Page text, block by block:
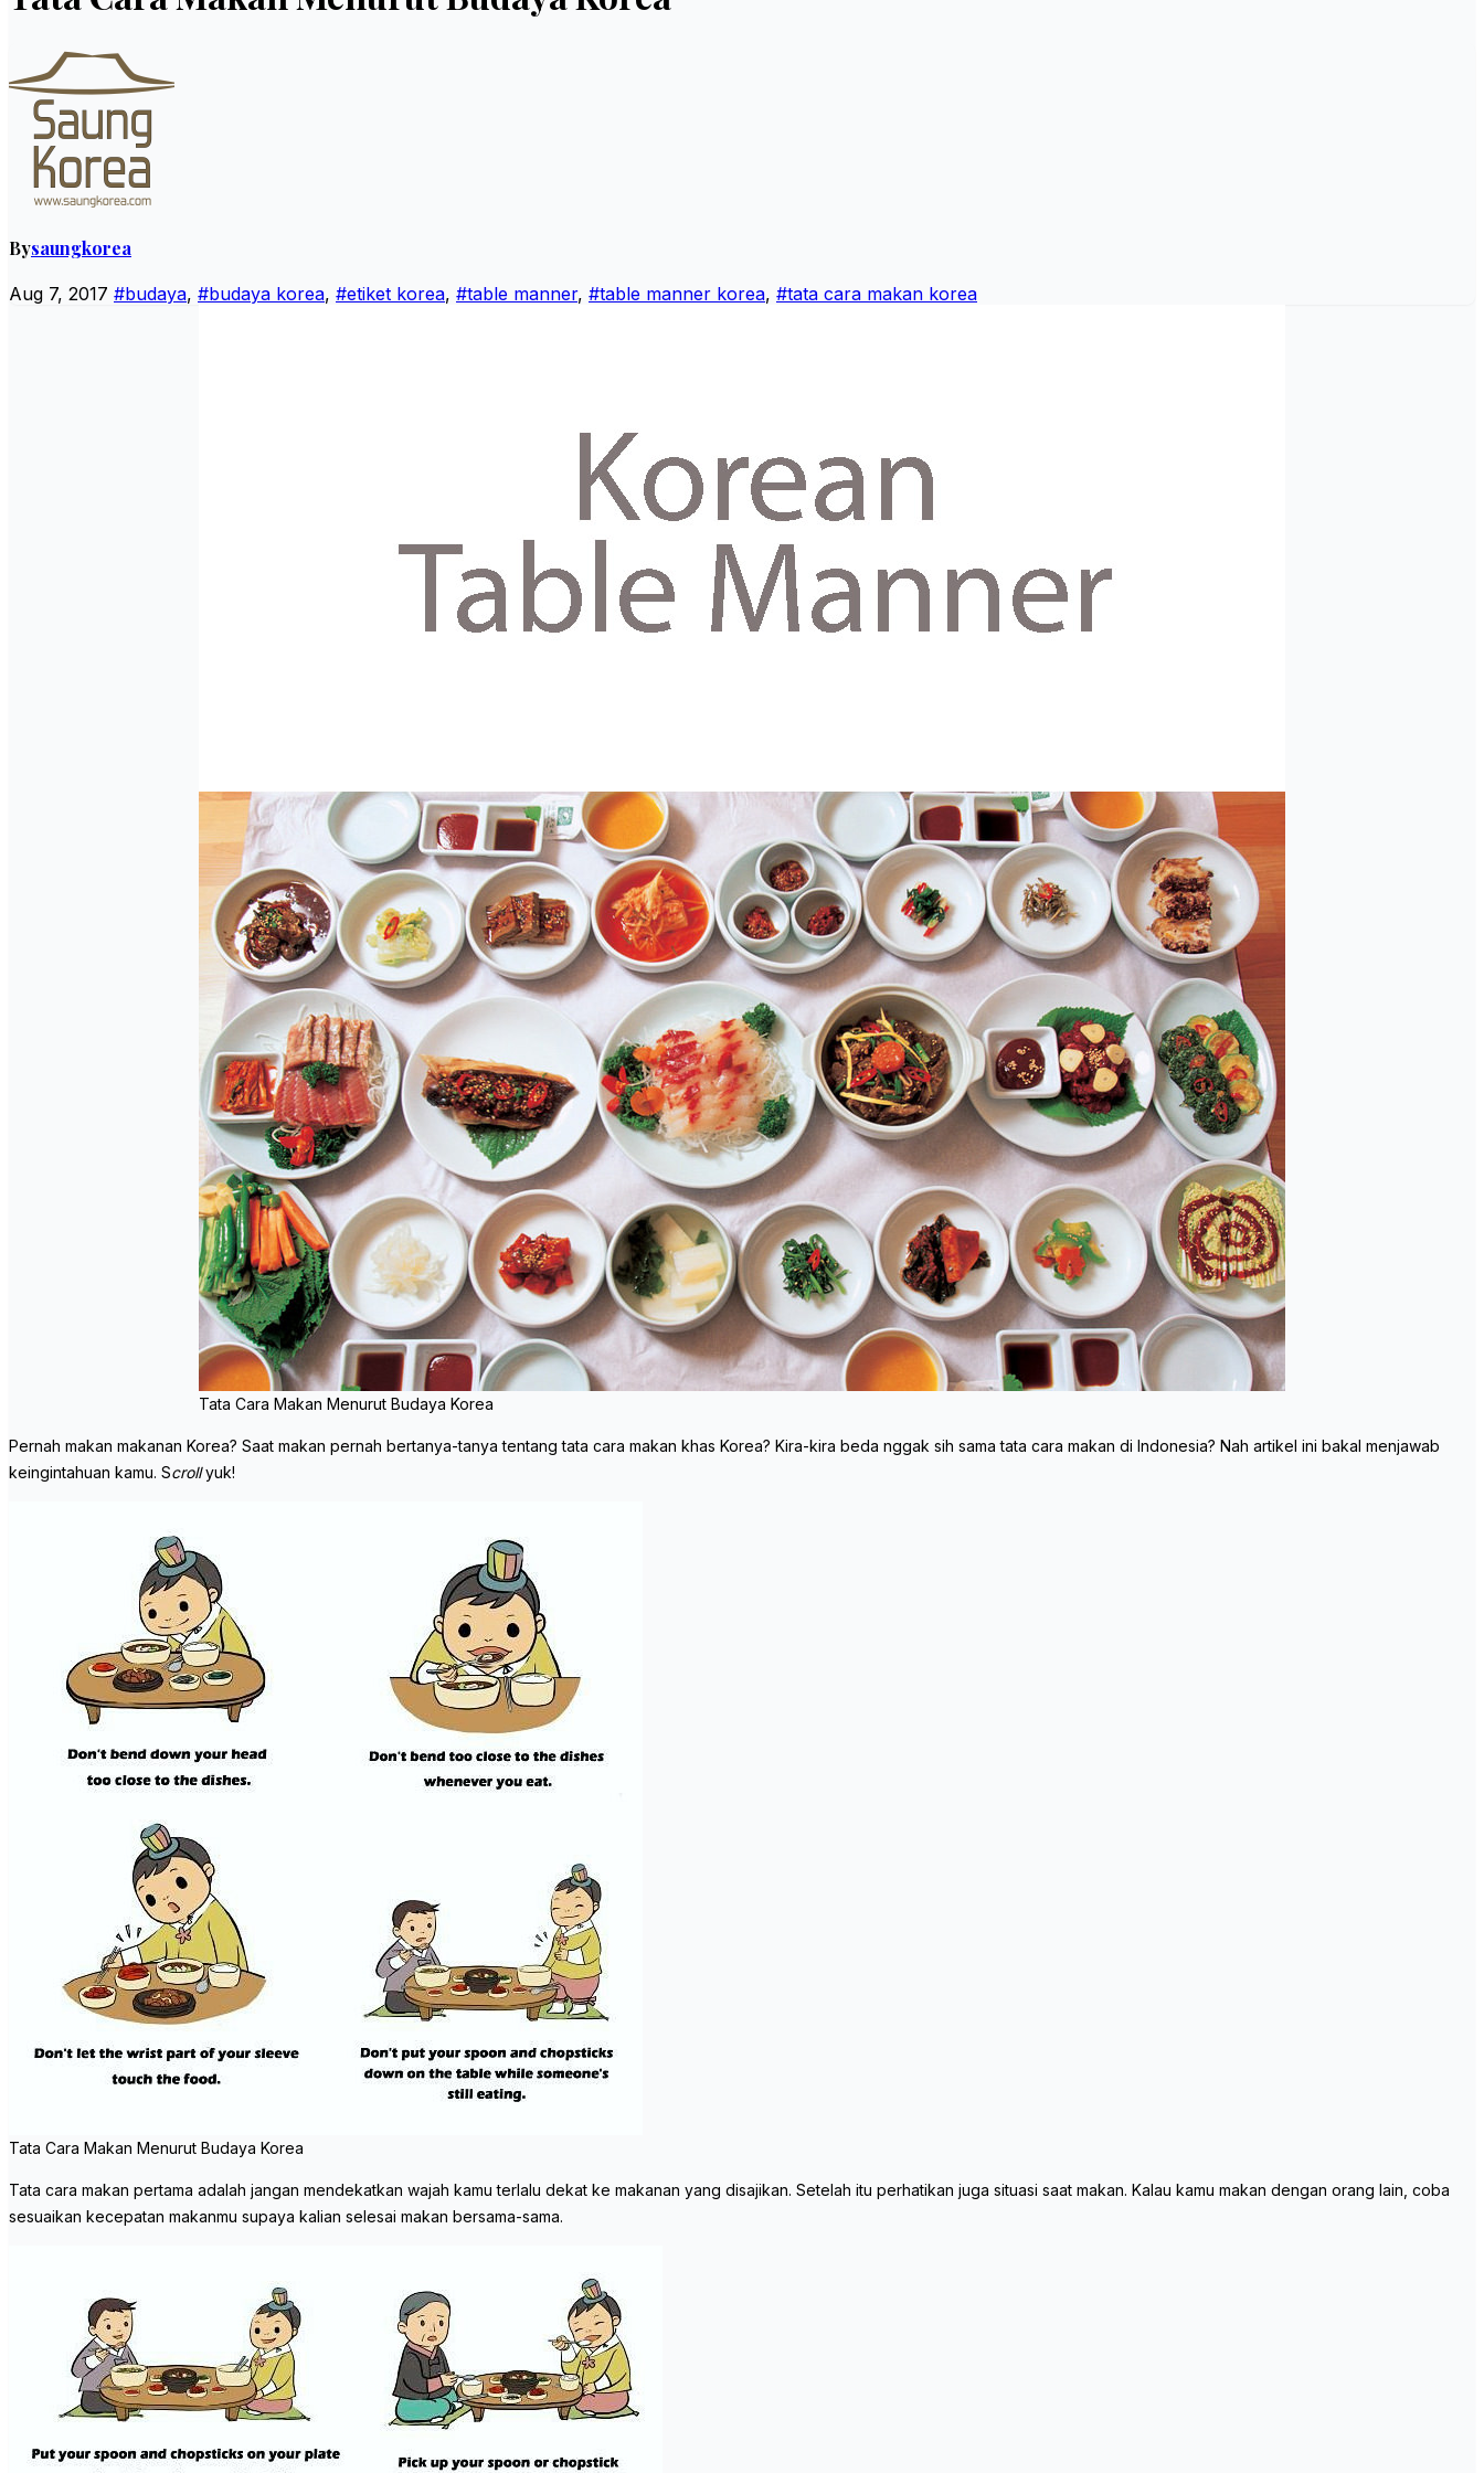
Bysaungkorea
Aug 7, 2017 #budaya, #budaya korea, #etiket korea, #table manner, #table manner korea, #tata cara makan korea
Tata Cara Makan Menurut Budaya Korea
Pernah makan makanan Korea? Saat makan pernah bertanya-tanya tentang tata cara makan khas Korea? Kira-kira beda nggak sih sama tata cara makan di Indonesia? Nah artikel ini bakal menjawab
keingintahuan kamu. Scrollyuk!
Tata Cara Makan Menurut Budaya Korea
Tata cara makan pertama adalah jangan mendekatkan wajah kamu terlalu dekat ke makanan yang disajikan. Setelah itu perhatikan juga situasi saat makan. Kalau kamu makan dengan orang lain, coba
sesuaikan kecepatan makanmu supaya kalian selesai makan bersama-sama.